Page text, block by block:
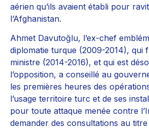
aérien qu’ils avaient établi pour
l’Afghanistan.
Ahmet Davutoğlu, l’ex-chef
diplomatie turque (2009-2014), qui
ministre (2014-2016), et qui est
l’opposition, a conseillé au
les premières heures des
l’usage territoire turc et de ses
pour toute attaque menée contre
demander des consultations au titre